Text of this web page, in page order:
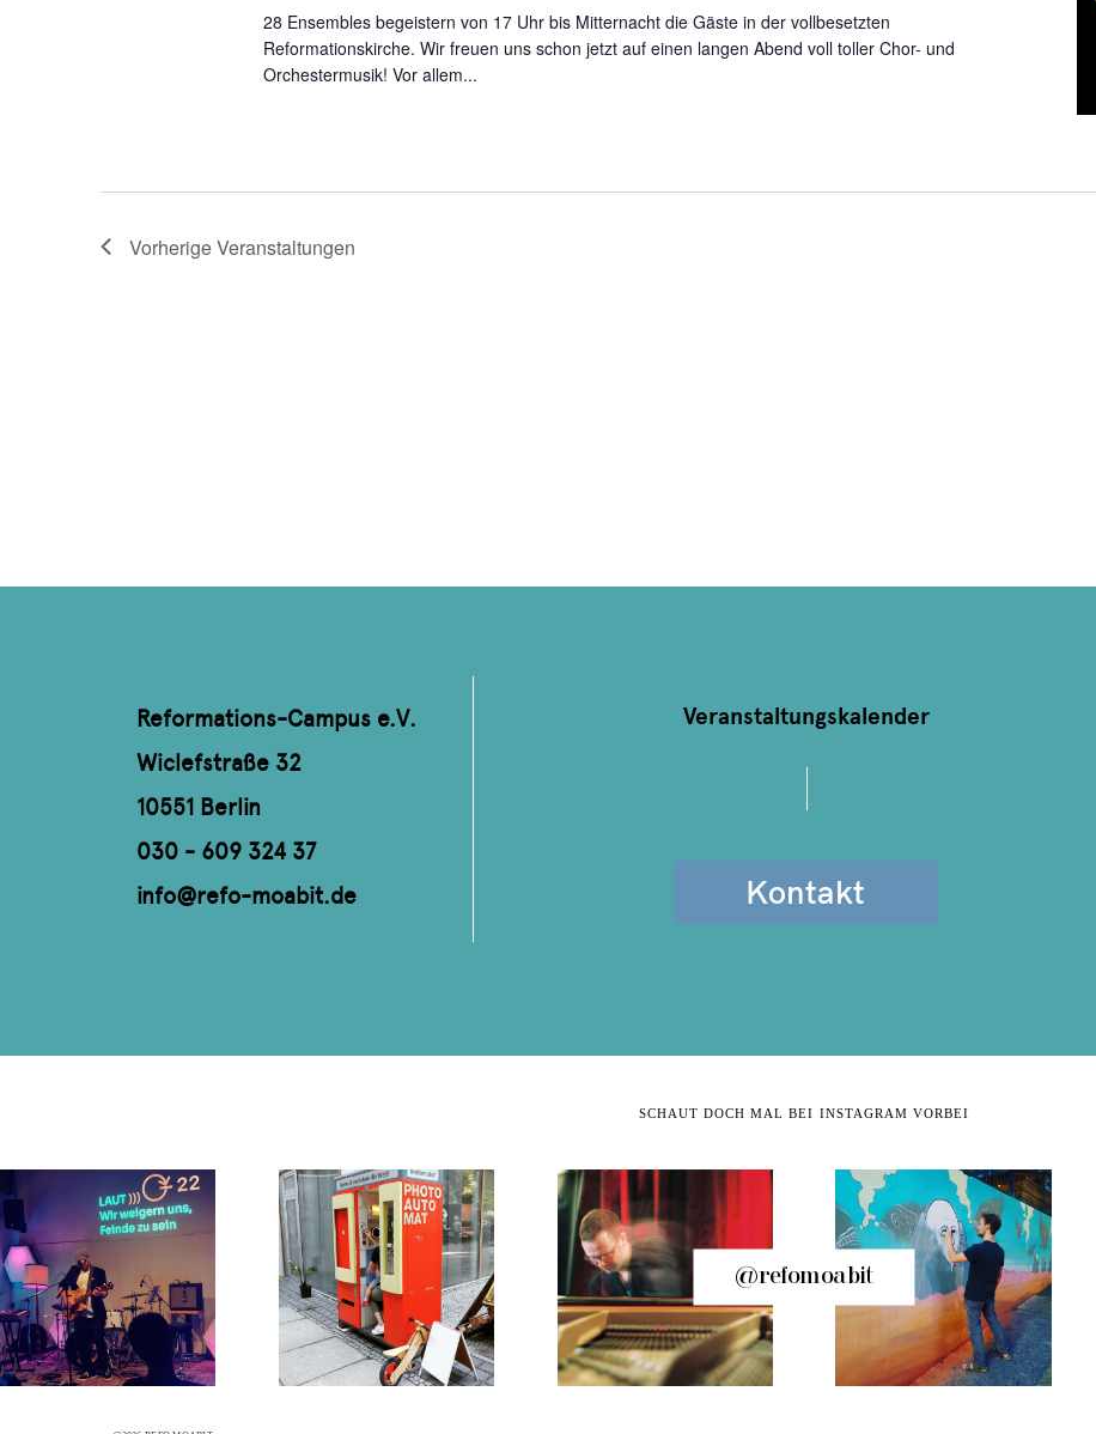
28 Ensembles begeistern von 17 Uhr bis Mitternacht die Gäste in der vollbesetzten
Reformationskirche. Wir freuen uns schon jetzt auf einen langen Abend voll toller Chor- und
Orchestermusik! Vor allem...
VorherigeVeranstaltungen
Reformations-Campus e.V.
Wiclefstraße 32
10551 Berlin
030 - 609 324 37
info@refo-moabit.de
Veranstaltungskalender
Kontakt
SCHAUT DOCH MAL BEI INSTAGRAM VORBEI
@refomoabit